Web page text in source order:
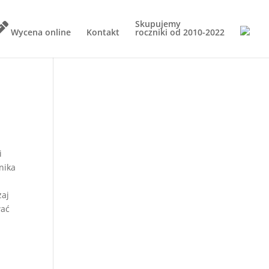
Wycena online Kontakt
Skupujemy
roczniki od 2010-2022